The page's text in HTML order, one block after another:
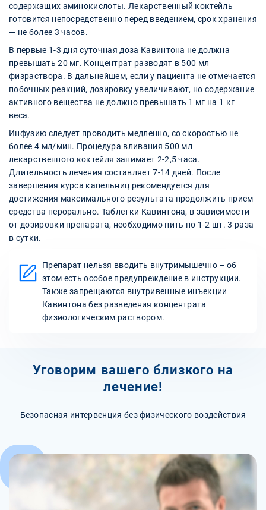
содержащих аминокислоты. Лекарственный коктейль
готовится непосредственно перед введением, срок хранения
— не более 3 часов.
В первые 1-3 дня суточная доза Кавинтона не должна
превышать 20 мг. Концентрат разводят в 500 мл
физраствора. В дальнейшем, если у пациента не отмечается
побочных реакций, дозировку увеличивают, но содержание
активного вещества не должно превышать 1 мг на 1 кг
веса.
Инфузию следует проводить медленно, со скоростью не
более 4 мл/мин. Процедура вливания 500 мл
лекарственного коктейля занимает 2-2,5 часа.
Длительность лечения составляет 7-14 дней. После
завершения курса капельниц рекомендуется для
достижения максимального результата продолжить прием
средства перорально. Таблетки Кавинтона, в зависимости
от дозировки препарата, необходимо пить по 1-2 шт. 3 раза
в сутки.
Препарат нельзя вводить внутримышечно – об
этом есть особое предупреждение в инструкции.
Также запрещаются внутривенные инъекции
Кавинтона без разведения концентрата
физиологическим раствором.
Уговорим вашего близкого на
лечение!
Безопасная интервенция без физического воздействия